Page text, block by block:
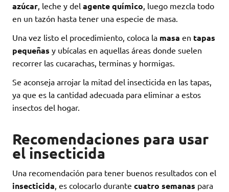
azúcar, leche y del agente químico, luego mezcla todo
en un tazón hasta tener una especie de masa.
Una vez listo el procedimiento, coloca la masa en tapas
pequeñas y ubícalas en aquellas áreas donde suelen
recorrer las cucarachas, terminas y hormigas.
Se aconseja arrojar la mitad del insecticida en las tapas,
ya que es la cantidad adecuada para eliminar a estos
insectos del hogar.
Recomendaciones para usar
el insecticida
Una recomendación para tener buenos resultados con el
insecticida , es colocarlo durante cuatro semanas para